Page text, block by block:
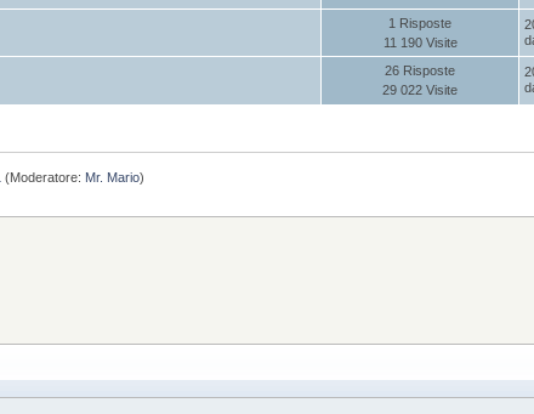
1 Risposte
11 190 Visite
26 Risposte
29 022 Visite
(Moderatore: Mr. Mario)